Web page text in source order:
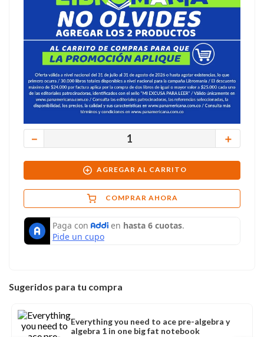
＋
－
AGREGAR AL CARRITO
COMPRAR AHORA
Sugeridos para tu compra
Everything you need to ace pre-algebra y
algebra 1 in one big fat notebook